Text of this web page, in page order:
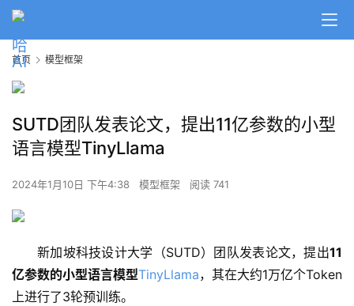
A
I
源
项
首页 模型框架
SUTD团队发表论文，提出11亿参数的小型
语言模型TinyLlama
2024年1月10日 下午4:38 模型框架 阅读 741
新加坡科技设计大学（SUTD）团队发表论文，提出11
亿参数的小型语言模型TinyLlama，其在大约1万亿个Token
上进行了3轮预训练。